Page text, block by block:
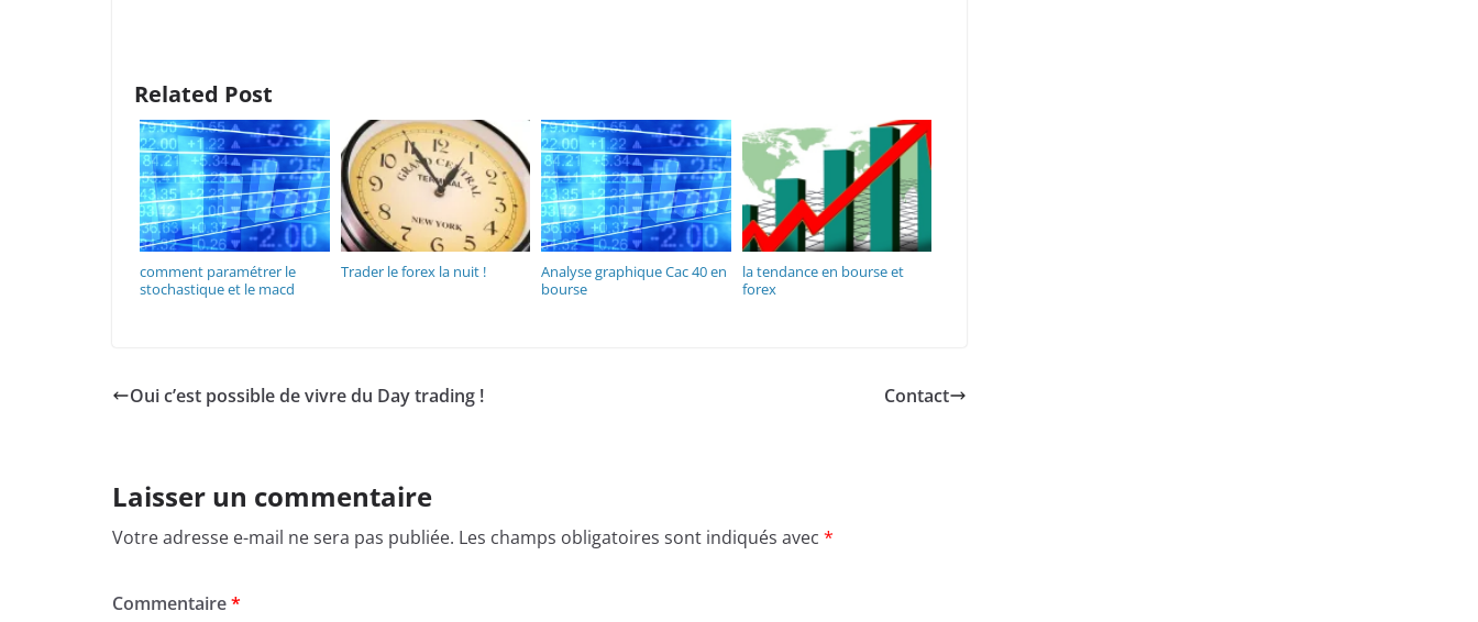
Related Post
comment paramétrer le
stochastique et le macd
Trader le forex la nuit !
Analyse graphique Cac 40 en
bourse
la tendance en bourse et
forex
Oui c’est possible de vivre du Day trading ! Contact
Laisser un commentaire
Votre adresse e-mail ne sera pas publiée. Les champs obligatoires sont indiqués avec *
Commentaire*